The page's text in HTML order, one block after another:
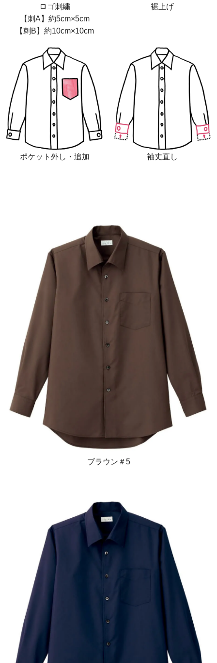
ロゴ刺繍
【刺A】約5cm×5cm
【刺B】約10cm×10cm
裾上げ
ポケット外し・追加 袖丈直し
ブラウン＃5